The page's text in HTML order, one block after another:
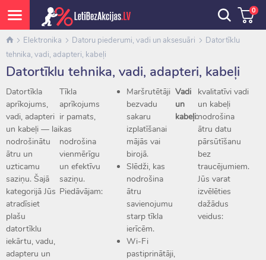
0
Elektronika Datoru piederumi, vadi un aksesuāri
Datortīklu
tehnika, vadi, adapteri, kabeļi
Datortīklu tehnika, vadi, adapteri, kabeļi
Datortīkla
aprīkojums,
vadi, adapteri
un kabeļi — lai
nodrošinātu
ātru un
uzticamu
saziņu. Šajā
kategorijā Jūs
atradīsiet
plašu
datortīklu
iekārtu, vadu,
adapteru un
Tīkla
aprīkojums
ir pamats,
kas
nodrošina
vienmērīgu
un efektīvu
saziņu.
Piedāvājam:
Maršrutētāji
bezvadu
sakaru
izplatīšanai
mājās vai
birojā.
Slēdži, kas
nodrošina
ātru
savienojumu
starp tīkla
ierīcēm.
Wi-Fi
pastiprinātāji,
Vadi
un
kabeļi:
kvalitatīvi vadi
un kabeļi
nodrošina
ātru datu
pārsūtīšanu
bez
traucējumiem.
Jūs varat
izvēlēties
dažādus
veidus: